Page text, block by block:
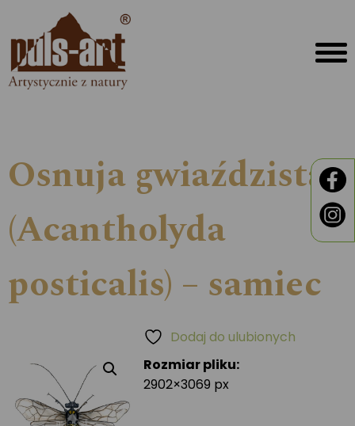
Osnuja gwiaździsta
(Acantholyda
posticalis) – samiec
Rozmiar pliku:
2902×3069 px
Dodaj do ulubionych